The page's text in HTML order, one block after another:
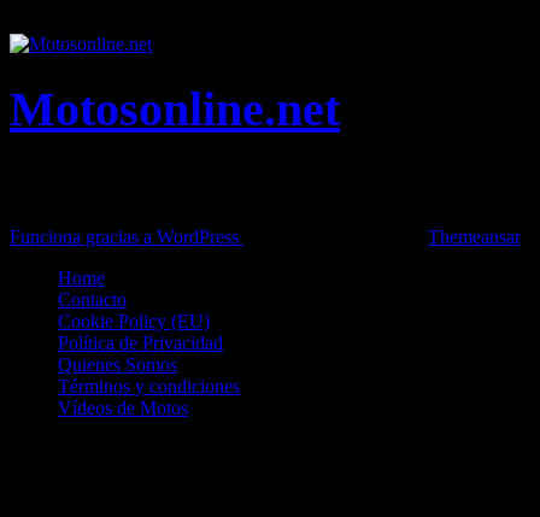
Motosonline.net
Funciona gracias a WordPress
Themeansar.
Home
Contacto
Cookie Policy (EU)
Política de Privacidad
Quienes Somos
Términos y condiciones
Vídeos de Motos